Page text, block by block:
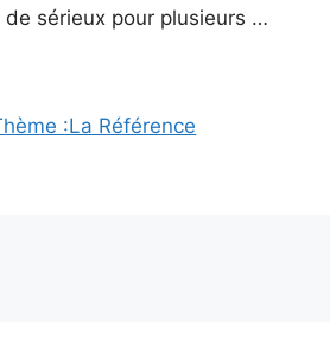
de sérieux pour plusieurs …
:La Référence